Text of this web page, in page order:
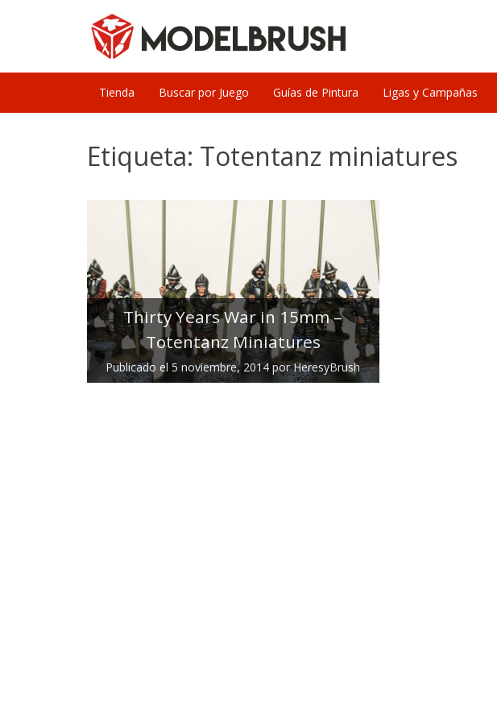
Tienda Buscar por Juego Guías de Pintura Ligas y Campañas
Etiqueta: Totentanz miniatures
Thirty Years War in 15mm –
Totentanz Miniatures
Publicado el5 noviembre, 2014 porHeresyBrush